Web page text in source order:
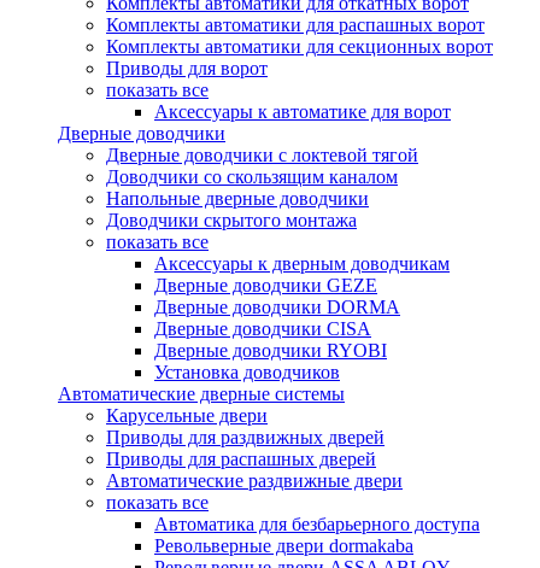
Комплекты автоматики для распашных ворот
Комплекты автоматики для секционных ворот
Приводы для ворот
показать все
Аксессуары к автоматике для ворот
Дверные доводчики
Дверные доводчики с локтевой тягой
Доводчики со скользящим каналом
Напольные дверные доводчики
Доводчики скрытого монтажа
показать все
Аксессуары к дверным доводчикам
Дверные доводчики GEZE
Дверные доводчики DORMA
Дверные доводчики CISA
Дверные доводчики RYOBI
Установка доводчиков
Автоматические дверные системы
Карусельные двери
Приводы для раздвижных дверей
Приводы для распашных дверей
Автоматические раздвижные двери
показать все
Автоматика для безбарьерного доступа
Револьверные двери dormakaba